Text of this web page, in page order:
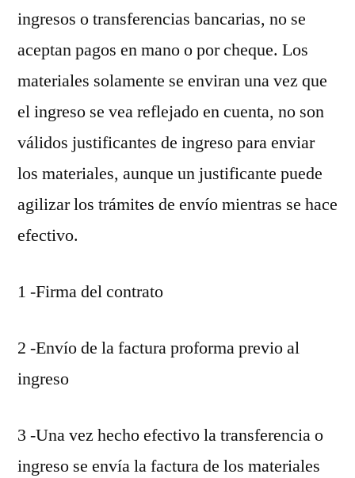
ingresos o transferencias bancarias, no se
aceptan pagos en mano o por cheque. Los
materiales solamente se enviran una vez que
el ingreso se vea reflejado en cuenta, no son
válidos justificantes de ingreso para enviar
los materiales, aunque un justificante puede
agilizar los trámites de envío mientras se hace
efectivo.
1 -Firma del contrato
2 -Envío de la factura proforma previo al
ingreso
3 -Una vez hecho efectivo la transferencia o
ingreso se envía la factura de los materiales